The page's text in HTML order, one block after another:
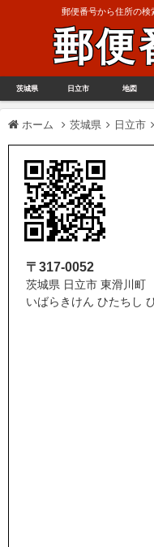
郵便番号から住所の検
郵便
茨城県 日立市 地図
ホーム 茨城県 日立市
〒317-0052
茨城県 日立市 東滑川町
いばらきけん ひたちし